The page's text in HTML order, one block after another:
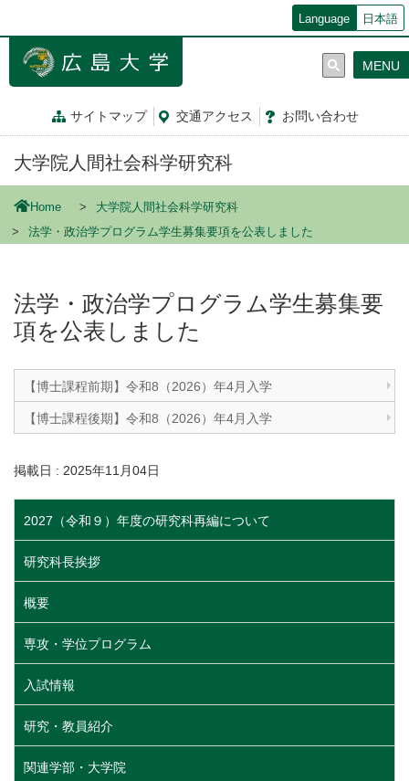
ン
Language 日本語
サイトマップ 交通アクセス お問い合わせ
MENU
大学院人間社会科学研究科
Home
大学院人間社会科学研究科
法学・政治学プログラム学生募集要項を公表しました
法学・政治学プログラム学生募集要
項を公表しました
【博士課程前期】令和8（2026）年4月入学
【博士課程後期】令和8（2026）年4月入学
掲載日 : 2025年11月04日
2027（令和９）年度の研究科再編について
研究科長挨拶
概要
専攻・学位プログラム
入試情報
研究・教員紹介
関連学部・大学院